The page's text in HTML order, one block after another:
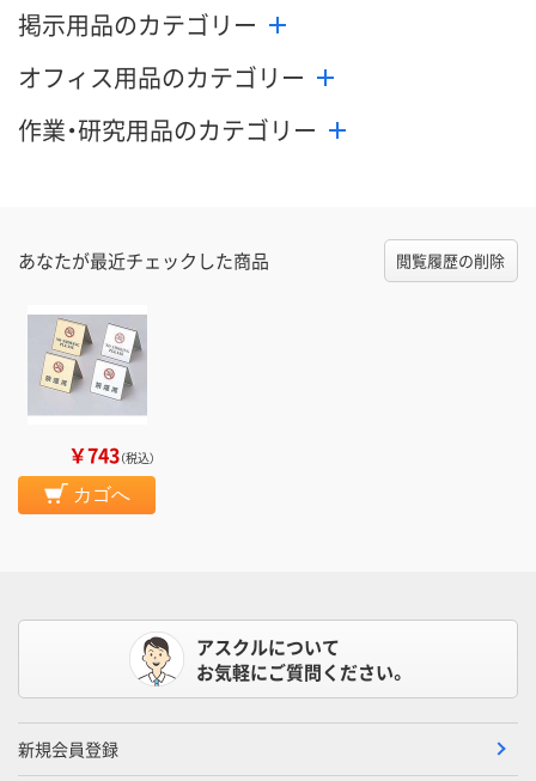
掲示用品のカテゴリー
オフィス用品のカテゴリー
作業・研究用品のカテゴリー
あなたが最近チェックした商品 閲覧履歴の削除
￥743（税込）
カゴへ
アスクルについて
お気軽にご質問ください。
新規会員登録